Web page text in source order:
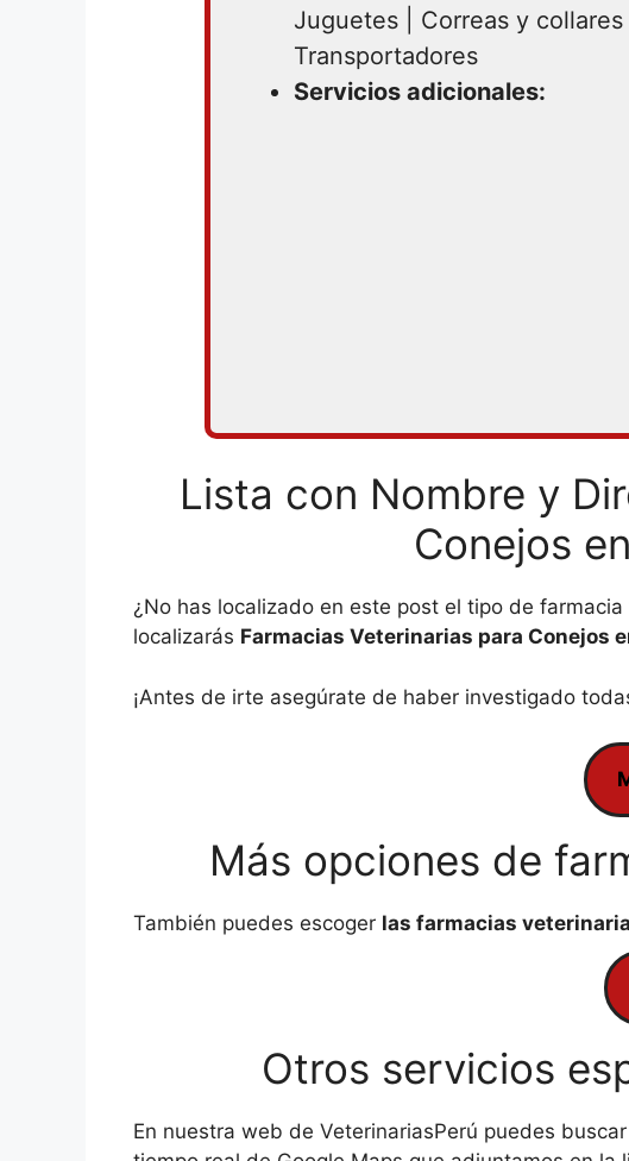
Juguetes | Correas y collares |
Transportadores
Servicios adicionales:
Lista con Nombre y
Conejos
¿No has localizado en este post el tipo de
localizarás Farmacias Veterinarias para Conejos
¡Antes de irte asegúrate de haber investigado
Más opciones de
También puedes escoger las farmacias
Otros servicios
En nuestra web de VeterinariasPerú puedes buscar